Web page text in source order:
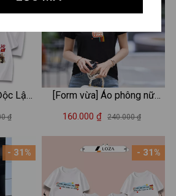
Lập
Loza
₫
- 31%
[Form vừa] Áo phông nữ
𝐋𝐎𝐙𝐀 in chữ "Good Vibes"
160.000 ₫ 240.000 ₫
- 31%